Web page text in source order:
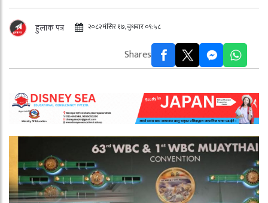
हुलाक पत्र २०८२ मंसिर १७, बुधबार ०९:५८
Shares